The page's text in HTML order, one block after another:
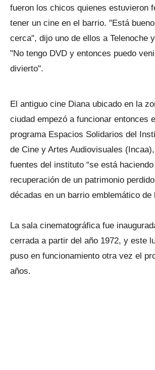
fueron los chicos quienes estuvieron
tener un cine en el barrio. "Está
cerca", dijo uno de ellos a Telenoche
"No tengo DVD y entonces puedo
divierto".
El antiguo cine Diana ubicado en la
ciudad empezó a funcionar entonces
programa Espacios Solidarios del
de Cine y Artes Audiovisuales
fuentes del instituto “se está
recuperación de un patrimonio
décadas en un barrio emblemático de
La sala cinematográfica fue
cerrada a partir del año 1972, y este
puso en funcionamiento otra vez el
años.